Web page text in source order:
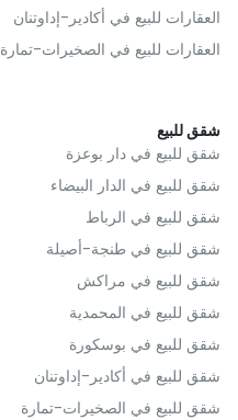
العقارات للبيع في أكادير-إداوتنان
العقارات للبيع في الصخيرات-تمارة
العقارات للبيع في فاس
العقارات للبيع في بنسليمان
العقارات للبيع في الحوز
العقارات للبيع في مولاي يعقوب
العقارات للبيع في الناظور
العقارات للبيع في سلا
العقارات للبيع في صفرو
العقارات للبيع في برشيد
العقارات للبيع في الصويرة
شقق للبيع
شقق للبيع في دار بوعزة
شقق للبيع في الدار البيضاء
شقق للبيع في الرباط
شقق للبيع في طنجة-أصيلة
شقق للبيع في مراكش
شقق للبيع في المحمدية
شقق للبيع في بوسكورة
شقق للبيع في أكادير-إداوتنان
شقق للبيع في الصخيرات-تمارة